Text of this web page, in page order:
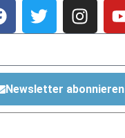
Newsletter abonnieren